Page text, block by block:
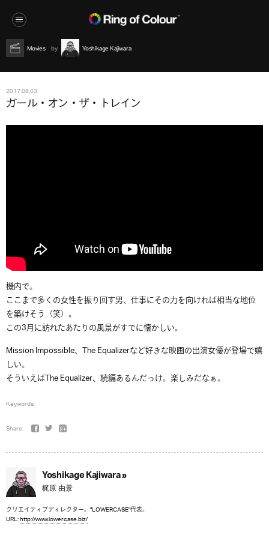
Movies Yoshikage Kajiwara
2017.08.03
ガール・オン・ザ・トレイン
機内で。
ここまで多くの女性を振り回す男、仕事にその力を向ければ相当な地位
を築けそう（笑）。
この3月に訪れたあたりの風景がすでに懐かしい。
Mission Impossible、The Equalizerなど好きな映画の出演女優が登場で嬉
しい。
そういえばThe Equalizer、続編あるんだっけ。楽しみだなぁ。
Keywords:
Share:
Yoshikage Kajiwara »
梶原 由景
クリエイティブディレクター。"LOWERCASE"代表。
URL:http://www.lowercase.biz/